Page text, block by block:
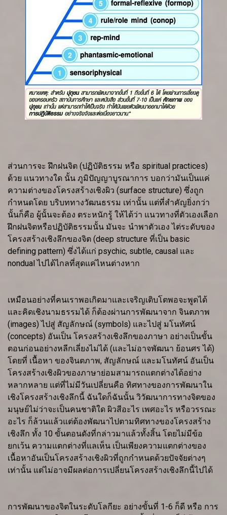
ส่วนการจะ ฝึกฝนจิต (ปฏิบัติธรรม หรือ spiritual practices)
ด้วย แนวทางใด นั้น ภูมิปัญญาบูรณาการ บอกว่ามันเป็นแค่
ความต่างของโครงสร้างเชิงผิว (surface structure) ซึ่งถูก
กำหนดโดย บริบททางวัฒนธรรม เท่านั้น แต่ที่สำคัญยิ่งกว่า
นั้นก็คือ ผู้นั้นจะต้อง ตระหนักรู้ ให้ได้ว่า แนวทางที่ตัวเองเลือก
ฝึกฝนจิตหรือปฏิบัติธรรมนั้น มันจะ นำพาตัวเอง ไต่ระดับของ
โครงสร้างเชิงลึกของจิต (deep structure ที่เป็น basic
defining pattern) ซึ่งได้แก่ psychic, subtle, causal และ
nondual ไปได้ไกลที่สุดแค่ไหนต่างหาก
เหมือนอย่างที่คนเราพอเกิดมาและเจริญเติบโตพอจะพูดได้
และคิดเชิงนามธรรมได้ ก็ต้องผ่านการพัฒนาจาก จินตภาพ
(images) ไปสู่ สัญลักษณ์ (symbols) และไปสู่ มโนทัศน์
(concepts) อันเป็น โครงสร้างเชิงลึกของภาษา อย่างเป็นขั้น
ตอนก่อนอย่างหลีกเลี่ยงไม่ได้ (และไม่อาจพัฒนา ย้อนศร ได้)
โดยที่ เนื้อหา ของจินตภาพ, สัญลักษณ์ และมโนทัศน์ อันเป็น
โครงสร้างเชิงผิวของภาษาย่อมสามารถแตกต่างได้อย่าง
หลากหลาย แต่ที่ไม่มีวันเปลี่ยนคือ ทิศทางของการพัฒนาใน
เชิงโครงสร้างเชิงลึกนี้ ฉันใดก็ฉันนั้น วิวัฒนาการทางจิตของ
มนุษย์ไม่ว่าจะเป็นคนชาติใด ผิวสีอะไร เพศอะไร หรือวรรณะ
อะไร ก็ล้วนแล้วแต่ต้องพัฒนาไปตามทิศทางของโครงสร้าง
เชิงลึก ทั้ง 10 ขั้นตอนดังที่กล่าวมาแล้วทั้งสิ้น โดยไม่มีข้อ
ยกเว้น ความแตกต่างที่แลเห็น เป็นเพียงความแตกต่างของ
เนื้อหาอันเป็นโครงสร้างเชิงผิวที่ถูกกำหนดด้วยปัจจัยต่างๆ
เท่านั้น แต่ไม่อาจมีผลต่อการเปลี่ยนโครงสร้างเชิงลึกนี้ไปได้
การพัฒนาของจิตในระดับโลกียะ อย่างขั้นที่ 1-6 ก็ดี หรือ การ